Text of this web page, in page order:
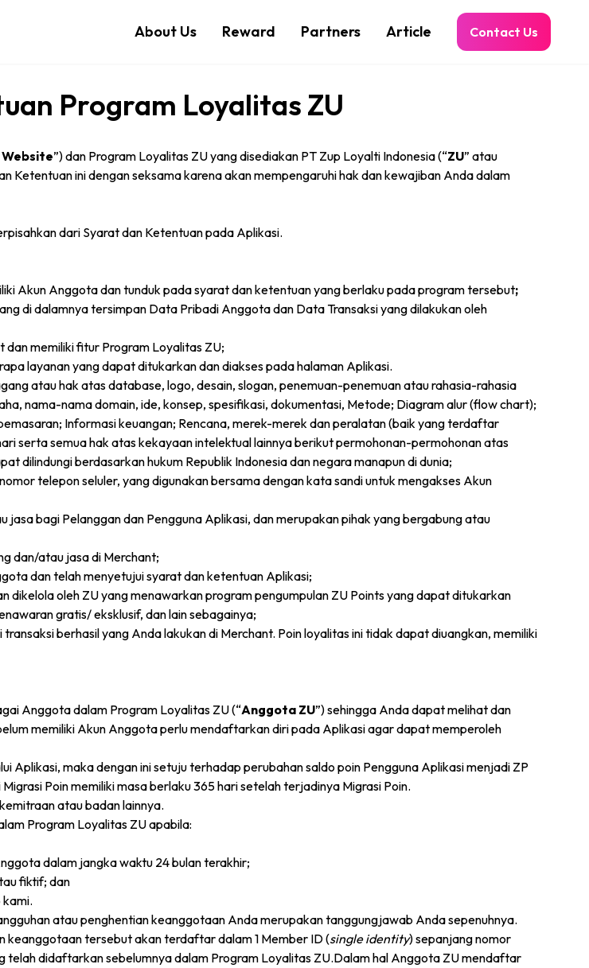
About Us Reward Partners Article Contact Us
Program Loyalitas ZU
Website”) dan Program Loyalitas ZU yang disediakan PT Zup Loyalti Indonesia (“ZU” atau
Ketentuan ini dengan seksama karena akan mempengaruhi hak dan kewajiban Anda dalam
dari Syarat dan Ketentuan pada Aplikasi.
Akun Anggota dan tunduk pada syarat dan ketentuan yang berlaku pada program tersebut;
di dalamnya tersimpan Data Pribadi Anggota dan Data Transaksi yang dilakukan oleh
memiliki fitur Program Loyalitas ZU;
layanan yang dapat ditukarkan dan diakses pada halaman Aplikasi.
atau hak atas database, logo, desain, slogan, penemuan-penemuan atau rahasia-rahasia
nama-nama domain, ide, konsep, spesifikasi, dokumentasi, Metode; Diagram alur (flow chart);
Informasi keuangan; Rencana, merek-merek dan peralatan (baik yang terdaftar
serta semua hak atas kekayaan intelektual lainnya berikut permohonan-permohonan atas
dilindungi berdasarkan hukum Republik Indonesia dan negara manapun di dunia;
telepon seluler, yang digunakan bersama dengan kata sandi untuk mengakses Akun
jasa bagi Pelanggan dan Pengguna Aplikasi, dan merupakan pihak yang bergabung atau
dan/atau jasa di Merchant;
dan telah menyetujui syarat dan ketentuan Aplikasi;
dikelola oleh ZU yang menawarkan program pengumpulan ZU Points yang dapat ditukarkan
gratis/ eksklusif, dan lain sebagainya;
berhasil yang Anda lakukan di Merchant. Poin loyalitas ini tidak dapat diuangkan, memiliki
Anggota dalam Program Loyalitas ZU (“Anggota ZU”) sehingga Anda dapat melihat dan
memiliki Akun Anggota perlu mendaftarkan diri pada Aplikasi agar dapat memperoleh
Aplikasi, maka dengan ini setuju terhadap perubahan saldo poin Pengguna Aplikasi menjadi ZP
Poin memiliki masa berlaku 365 hari setelah terjadinya Migrasi Poin.
atau badan lainnya.
Program Loyalitas ZU apabila:
dalam jangka waktu 24 bulan terakhir;
fiktif; dan
atau penghentian keanggotaan Anda merupakan tanggungjawab Anda sepenuhnya.
tersebut akan terdaftar dalam 1 Member ID (single identity) sepanjang nomor
telah didaftarkan sebelumnya dalam Program Loyalitas ZU.Dalam hal Anggota ZU mendaftar